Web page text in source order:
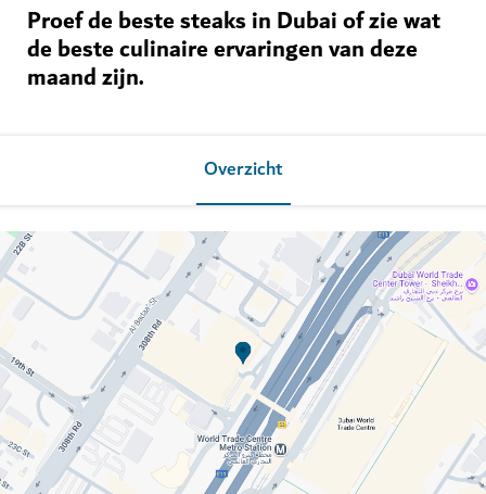
Proef de beste steaks in Dubai of zie wat
de beste culinaire ervaringen van deze
maand zijn.
Overzicht